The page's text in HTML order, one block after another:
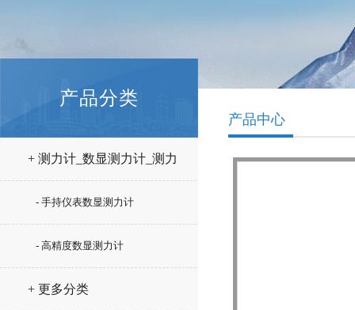
产品分类
+ 测力计_数显测力计_测力
- 手持仪表数显测力计
- 高精度数显测力计
+ 更多分类
产品中心